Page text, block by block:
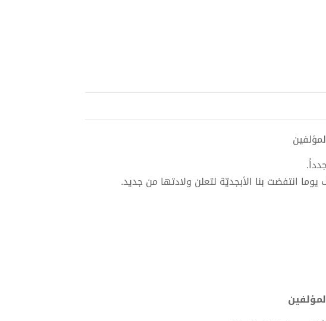
انتفضت بنا الأبجديّة لتعلن ولادتها من جديد.